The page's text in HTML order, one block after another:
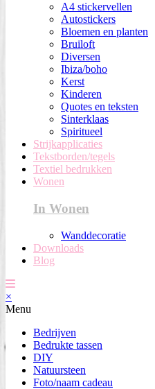
A4 stickervellen
Autostickers
Bloemen en planten
Bruiloft
Diversen
Ibiza/boho
Kerst
Kinderen
Quotes en teksten
Sinterklaas
Spiritueel
Strijkapplicaties
Tekstborden/tegels
Textiel bedrukken
Wonen
In Wonen
Wanddecoratie
Downloads
Blog
×
Menu
Bedrijven
Bedrukte tassen
DIY
Natuursteen
Foto/naam cadeau